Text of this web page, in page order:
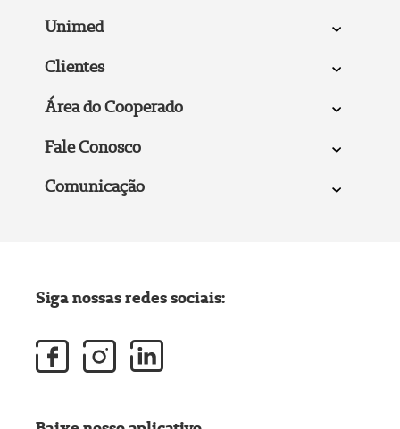
Unimed
Clientes
Área do Cooperado
Fale Conosco
Comunicação
Siga nossas redes sociais: